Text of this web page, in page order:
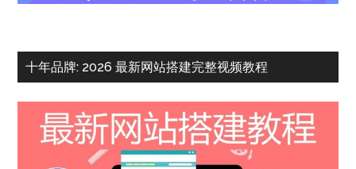
十年品牌: 2026 最新网站搭建完整视频教程